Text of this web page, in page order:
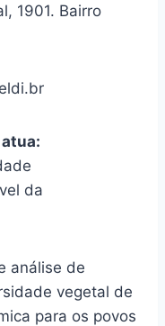
1901. Bairro
da
análise de
vegetal de
para os povos